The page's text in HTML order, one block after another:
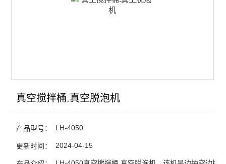
真空搅拌桶.真空脱泡机
产品型号： LH-4050
更新时间： 2024-04-15